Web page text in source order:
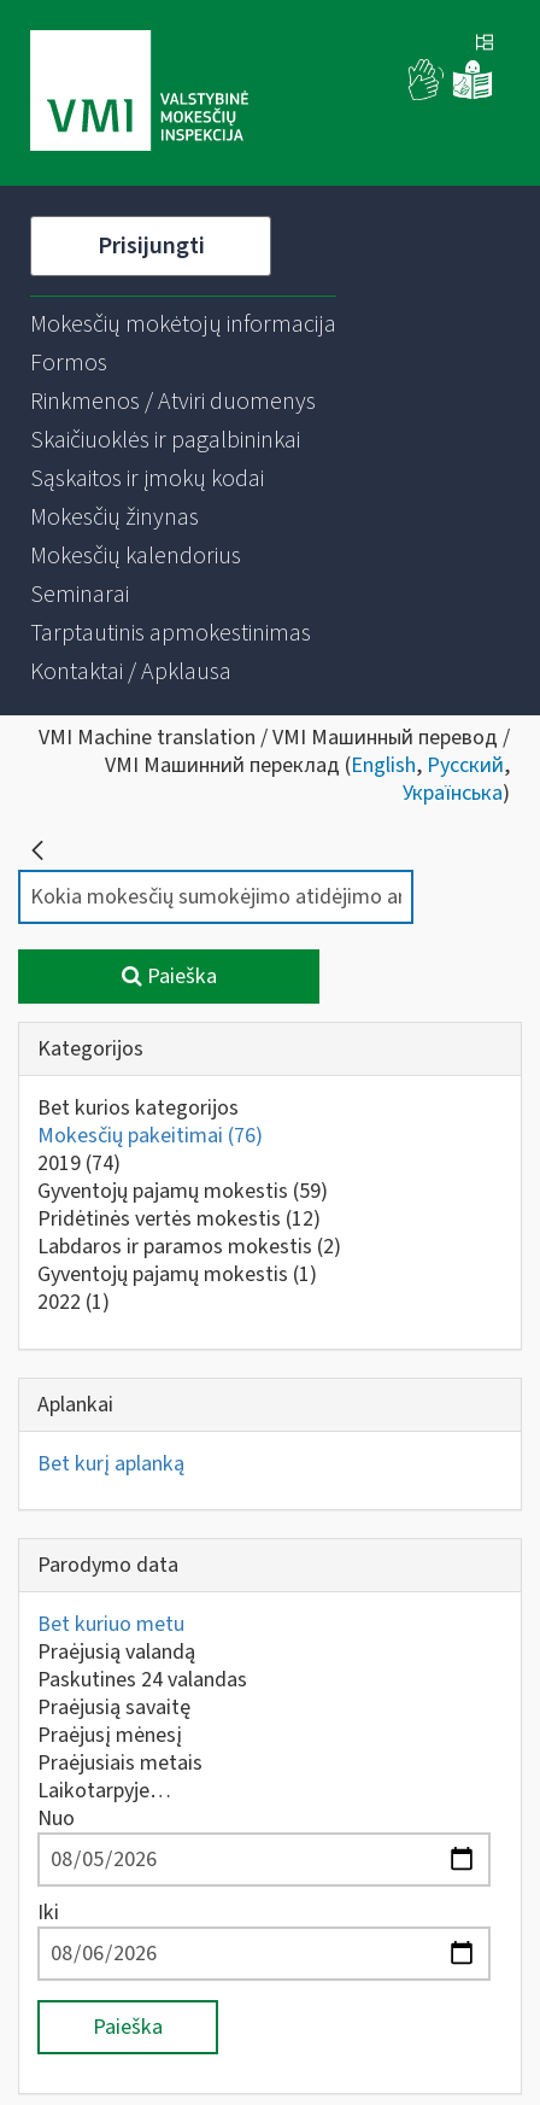
Prisijungti
Mokesčių mokėtojų informacija
Formos
Rinkmenos / Atviri duomenys
Skaičiuoklės ir pagalbininkai
Sąskaitos ir įmokų kodai
Mokesčių žinynas
Mokesčių kalendorius
Seminarai
Tarptautinis apmokestinimas
Kontaktai / Apklausa
VMI Machine translation / VMI Машинный перевод /
VMI Машинний переклад (English, Русский,
Українська)
Paieška
Kategorijos
Bet kurios kategorijos
Mokesčių pakeitimai (76)
2019 (74)
Gyventojų pajamų mokestis (59)
Pridėtinės vertės mokestis (12)
Labdaros ir paramos mokestis (2)
Gyventojų pajamų mokestis (1)
2022 (1)
Aplankai
Bet kurį aplanką
Parodymo data
Bet kuriuo metu
Praėjusią valandą
Paskutines 24 valandas
Praėjusią savaitę
Praėjusį mėnesį
Praėjusiais metais
Laikotarpyje…
Nuo
Iki
Paieška